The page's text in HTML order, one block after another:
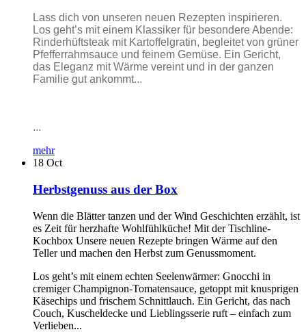
Lass dich von unseren neuen Rezepten inspirieren.
Los geht’s mit einem Klassiker für besondere Abende:
Rinderhüftsteak mit Kartoffelgratin, begleitet von grüner
Pfefferrahmsauce und feinem Gemüse. Ein Gericht,
das Eleganz mit Wärme vereint und in der ganzen
Familie gut ankommt...
...
mehr
18 Oct
Herbstgenuss aus der Box
Wenn die Blätter tanzen und der Wind Geschichten erzählt, ist
es Zeit für herzhafte Wohlfühlküche! Mit der Tischline-
Kochbox Unsere neuen Rezepte bringen Wärme auf den
Teller und machen den Herbst zum Genussmoment.
Los geht’s mit einem echten Seelenwärmer: Gnocchi in
cremiger Champignon-Tomatensauce, getoppt mit knusprigen
Käsechips und frischem Schnittlauch. Ein Gericht, das nach
Couch, Kuscheldecke und Lieblingsserie ruft – einfach zum
Verlieben...